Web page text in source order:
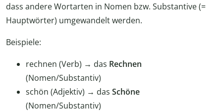
dass andere Wortarten in Nomen bzw. Substantive (=
Hauptwörter) umgewandelt werden.
Beispiele:
rechnen (Verb) → das Rechnen
(Nomen/Substantiv)
schön (Adjektiv) → das Schöne
(Nomen/Substantiv)